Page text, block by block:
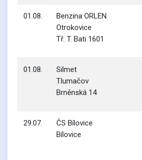
01.08.
Benzina ORLEN
Otrokovice
Tř. T. Bati 1601
01.08.
Silmet
Tlumačov
Brněnská 14
29.07.
ČS Bílovice
Bílovice